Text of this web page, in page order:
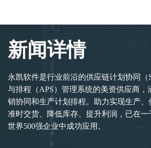
新闻详情
永凯软件是行业前沿的供应链计划协同（
与排程（APS）管理系统的美资供应商，
销协同和生产计划排程。助力实现生产、
准时交货、降低库存、提升利润，已在一
世界500强企业中成功应用。